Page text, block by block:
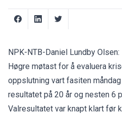
NPK-NTB-Daniel Lundby
Høgre møtast for å evaluera
oppslutning vart fasiten
resultatet på 20 år og nesten 6
Valresultatet var knapt klart før